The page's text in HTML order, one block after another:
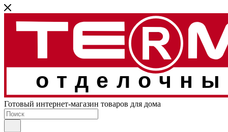
Готовый интернет-магазин товаров для дома